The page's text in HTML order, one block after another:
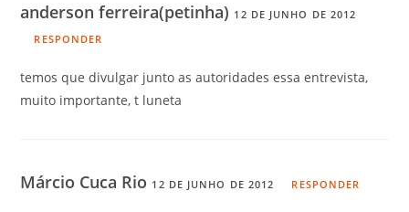
anderson ferreira(petinha) 12 DE JUNHO DE 2012
RESPONDER
temos que divulgar junto as autoridades essa entrevista,
muito importante, t luneta
Márcio Cuca Rio 12 DE JUNHO DE 2012 RESPONDER